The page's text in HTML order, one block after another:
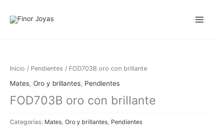
Inicio / Pendientes / FOD703B oro con brillante
Mates, Oro y brillantes, Pendientes
FOD703B oro con brillante
Categorías: Mates Oro y brillantes Pendientes